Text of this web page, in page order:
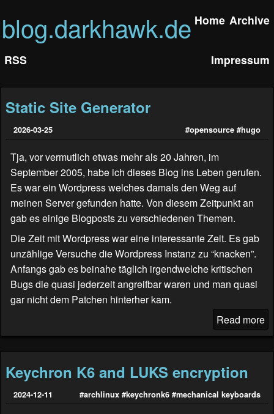
blog.darkhawk.de Home Archive
RSS Impressum
Static Site Generator
2026-03-25 #opensource #hugo
Tja, vor vermutlich etwas mehr als 20 Jahren, im
September 2005, habe ich dieses Blog ins Leben gerufen.
Es war ein Wordpress welches damals den Weg auf
meinen Server gefunden hatte. Von diesem Zeitpunkt an
gab es einige Blogposts zu verschiedenen Themen.
Die Zeit mit Wordpress war eine interessante Zeit. Es gab
unzählige Versuche die Wordpress Instanz zu “knacken”.
Anfangs gab es beinahe täglich irgendwelche kritischen
Bugs die quasi jederzeit angreifbar waren und man quasi
gar nicht dem Patchen hinterher kam.
Read more
Keychron K6 and LUKS encryption
2024-12-11 #archlinux #keychronk6 #mechanical keyboards